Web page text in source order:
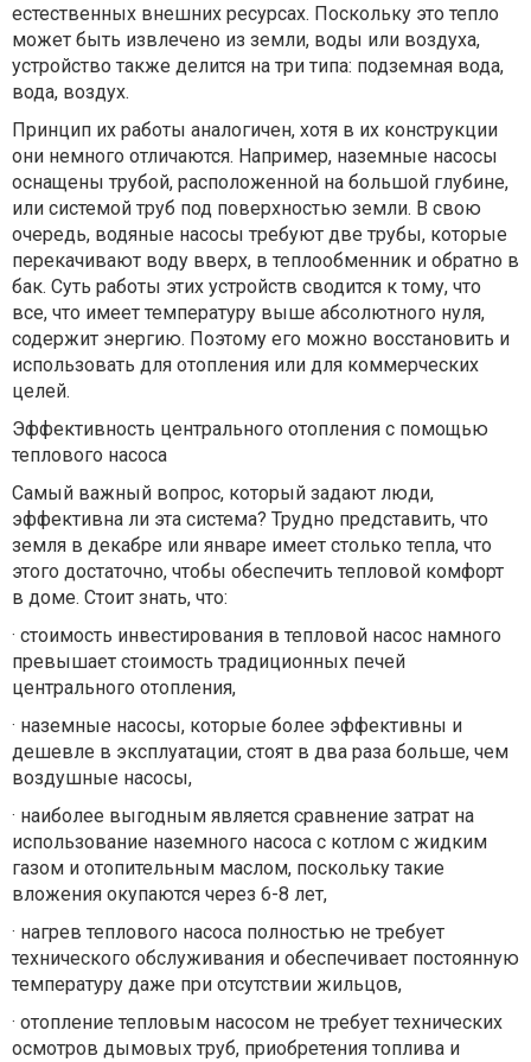
естественных внешних ресурсах. Поскольку это тепло
может быть извлечено из земли, воды или воздуха,
устройство также делится на три типа: подземная вода,
вода, воздух.
Принцип их работы аналогичен, хотя в их конструкции
они немного отличаются. Например, наземные насосы
оснащены трубой, расположенной на большой глубине,
или системой труб под поверхностью земли. В свою
очередь, водяные насосы требуют две трубы, которые
перекачивают воду вверх, в теплообменник и обратно в
бак. Суть работы этих устройств сводится к тому, что
все, что имеет температуру выше абсолютного нуля,
содержит энергию. Поэтому его можно восстановить и
использовать для отопления или для коммерческих
целей.
Эффективность центрального отопления с помощью
теплового насоса
Самый важный вопрос, который задают люди,
эффективна ли эта система? Трудно представить, что
земля в декабре или январе имеет столько тепла, что
этого достаточно, чтобы обеспечить тепловой комфорт
в доме. Стоит знать, что:
· стоимость инвестирования в тепловой насос намного
превышает стоимость традиционных печей
центрального отопления,
· наземные насосы, которые более эффективны и
дешевле в эксплуатации, стоят в два раза больше, чем
воздушные насосы,
· наиболее выгодным является сравнение затрат на
использование наземного насоса с котлом с жидким
газом и отопительным маслом, поскольку такие
вложения окупаются через 6-8 лет,
· нагрев теплового насоса полностью не требует
технического обслуживания и обеспечивает постоянную
температуру даже при отсутствии жильцов,
· отопление тепловым насосом не требует технических
осмотров дымовых труб, приобретения топлива и